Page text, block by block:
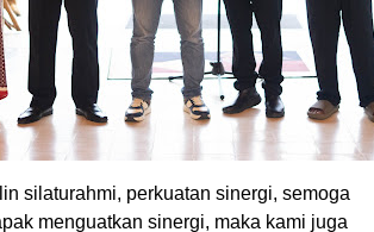
silaturahmi, perkuatan sinergi, semoga
menguatkan sinergi, maka kami juga